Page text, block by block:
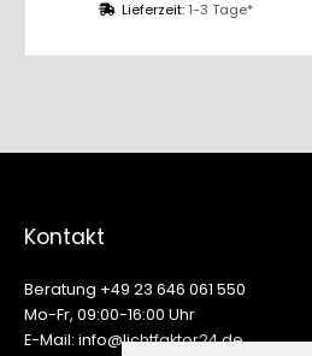
Lieferzeit:1-3 Tage*
Kontakt
Beratung +49 23 646 061 550
Mo-Fr, 09:00-16:00 Uhr
E-Mail: info@lichtfaktor24.de